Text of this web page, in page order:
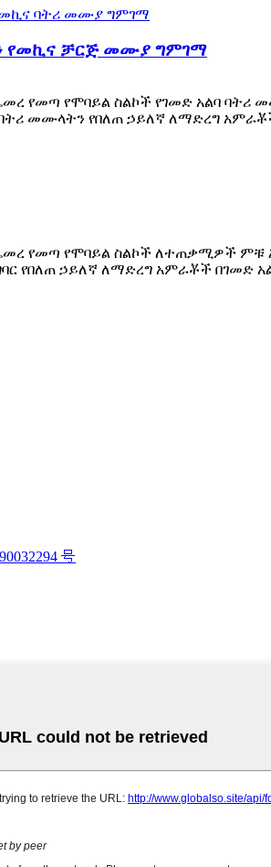
የመኪና ቻርጅ መሙያ ግምገማ
የመጣ የሞባይል ስልኮች የገመድ አልባ
መሙላትን የበለጠ ኃይለኛ ለማድረግ
የመጣ የሞባይል ስልኮች ለተጠቃሚዎች ምቹ
የበለጠ ኃይለኛ ለማድረግ አምራቾች በገመድ
号